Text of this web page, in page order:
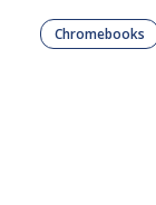
Chromebooks